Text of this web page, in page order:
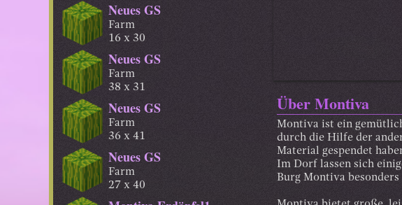
Über Montiva
Montiva ist ein
durch die Hilfe der
Material gespendet
Im Dorf lassen sich
Burg Montiva besonders
Neues GS
Farm
16 x 30
Neues GS
Farm
38 x 31
Neues GS
Farm
36 x 41
Neues GS
Farm
27 x 40